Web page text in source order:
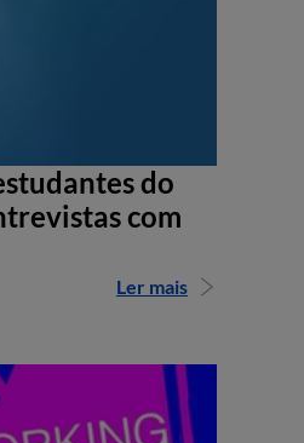
do
com
Ler mais